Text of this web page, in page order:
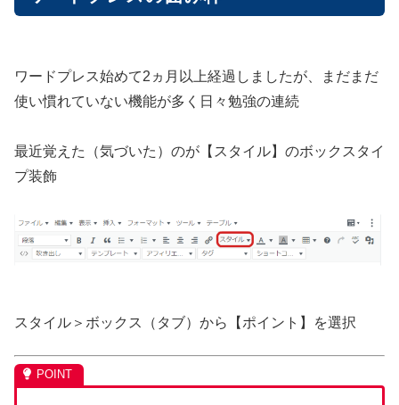
ワードプレス始めて2ヵ月以上経過しましたが、まだまだ
使い慣れていない機能が多く日々勉強の連続
最近覚えた（気づいた）のが【スタイル】のボックスタイ
プ装飾
スタイル＞ボックス（タブ）から【ポイント】を選択